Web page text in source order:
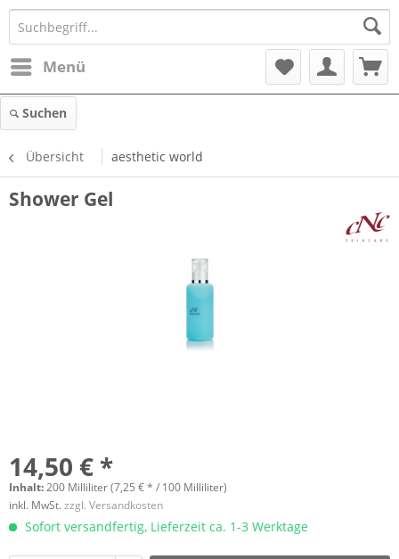
Menü
Suchen
Übersicht aesthetic world
Shower Gel
14,50 € *
Inhalt:200 Milliliter (7,25 € * / 100 Milliliter)
inkl. MwSt.zzgl. Versandkosten
Sofort versandfertig, Lieferzeit ca. 1-3 Werktage